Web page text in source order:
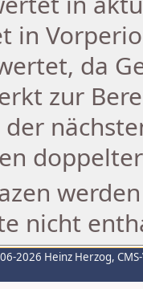
in
da
zur
nicht
2026 Heinz Herzog,